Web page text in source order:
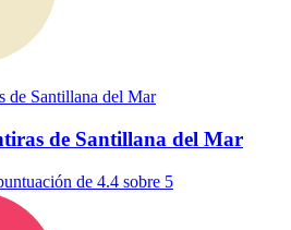
de Santillana del Mar
de 4.4 sobre 5